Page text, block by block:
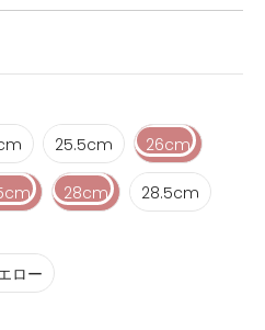
25.5cm 26cm
27.5cm
28cm
28cm
28.5cm
28.5cm
ロー